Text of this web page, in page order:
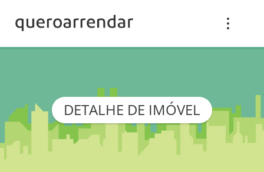
DETALHE DE IMÓVEL